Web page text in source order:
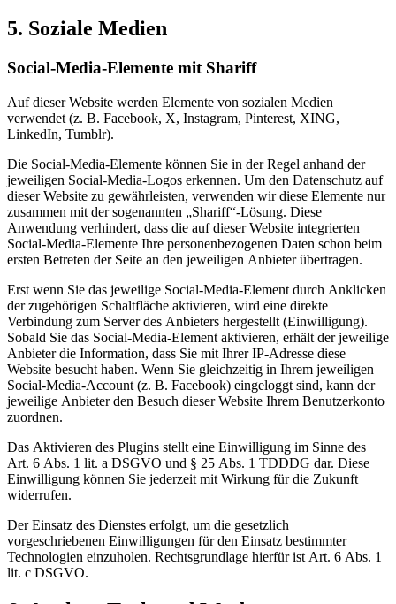
5. Soziale Medien
Social-Media-Elemente mit Shariff
Auf dieser Website werden Elemente von sozialen Medien
verwendet (z. B. Facebook, X, Instagram, Pinterest, XING,
LinkedIn, Tumblr).
Die Social-Media-Elemente können Sie in der Regel anhand der
jeweiligen Social-Media-Logos erkennen. Um den Datenschutz auf
dieser Website zu gewährleisten, verwenden wir diese Elemente nur
zusammen mit der sogenannten „Shariff“-Lösung. Diese
Anwendung verhindert, dass die auf dieser Website integrierten
Social-Media-Elemente Ihre personenbezogenen Daten schon beim
ersten Betreten der Seite an den jeweiligen Anbieter übertragen.
Erst wenn Sie das jeweilige Social-Media-Element durch Anklicken
der zugehörigen Schaltfläche aktivieren, wird eine direkte
Verbindung zum Server des Anbieters hergestellt (Einwilligung).
Sobald Sie das Social-Media-Element aktivieren, erhält der jeweilige
Anbieter die Information, dass Sie mit Ihrer IP-Adresse diese
Website besucht haben. Wenn Sie gleichzeitig in Ihrem jeweiligen
Social-Media-Account (z. B. Facebook) eingeloggt sind, kann der
jeweilige Anbieter den Besuch dieser Website Ihrem Benutzerkonto
zuordnen.
Das Aktivieren des Plugins stellt eine Einwilligung im Sinne des
Art. 6 Abs. 1 lit. a DSGVO und § 25 Abs. 1 TDDDG dar. Diese
Einwilligung können Sie jederzeit mit Wirkung für die Zukunft
widerrufen.
Der Einsatz des Dienstes erfolgt, um die gesetzlich
vorgeschriebenen Einwilligungen für den Einsatz bestimmter
Technologien einzuholen. Rechtsgrundlage hierfür ist Art. 6 Abs. 1
lit. c DSGVO.